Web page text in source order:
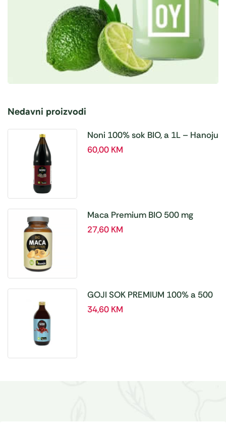
Nedavni proizvodi
Noni 100% sok BIO, a 1L – Hanoju
60,00 KM
Maca Premium BIO 500 mg
tablete, a180 tbl – Hanoju
27,60 KM
GOJI SOK PREMIUM 100% a 500
ml
34,60 KM